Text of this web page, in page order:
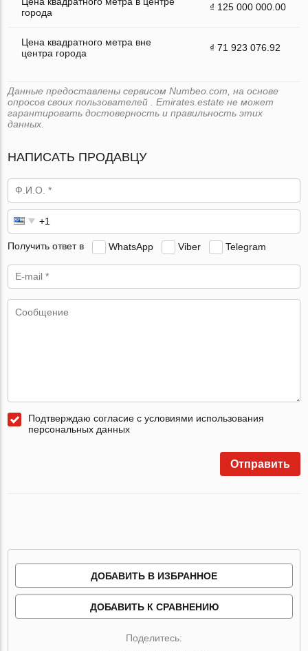
города
₫ 125 000 000.00
Цена квадратного метра вне
центра города
₫ 71 923 076.92
Данные предоставлены сервисом Numbeo.com, на основе
опросов своих пользователей . Emirates.estate не может
гарантировать достоверность и правильность этих
данных.
НАПИСАТЬ ПРОДАВЦУ
Получить ответ в WhatsApp Viber Telegram
Подтверждаю согласие с условиями использования
персональных данных
Отправить
ДОБАВИТЬ В ИЗБРАННОЕ
ДОБАВИТЬ К СРАВНЕНИЮ
Поделитесь: